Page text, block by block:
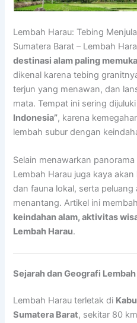
Lembah Harau: Tebing
Sumatera Barat – Lembah
destinasi alam paling
dikenal karena tebing
terjun yang menawan, dan
mata. Tempat ini sering dijuluki
Indonesia”, karena
lembah subur dengan
Selain menawarkan
Lembah Harau juga kaya akan
dan fauna lokal, serta
menantang. Artikel ini
keindahan alam, aktivitas
Lembah Harau.
Sejarah dan Geografi Lembah
Lembah Harau terletak di
Sumatera Barat, sekitar 80